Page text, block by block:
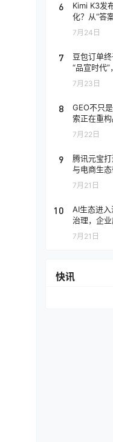
6
Kimi K3发
化？从“答
7月24日
7
豆包订单
“品宣时代
段
7月23日
8
GEO不只
索正在重
7月22日
9
腾讯元宝
与电商生
7月21日
10
AI生态进
治理，企业
7月21日
快讯